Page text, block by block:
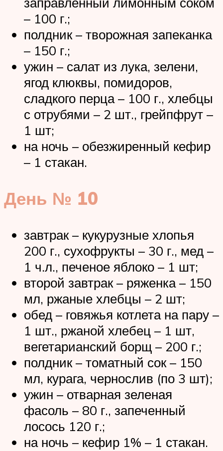
– 100 г.;
полдник – творожная запеканка
– 150 г.;
ужин – салат из лука, зелени,
ягод клюквы, помидоров,
сладкого перца – 100 г., хлебцы
с отрубями – 2 шт., грейпфрут –
1 шт;
на ночь – обезжиренный кефир
– 1 стакан.
День № 10
завтрак – кукурузные хлопья
200 г., сухофрукты – 30 г., мед –
1 ч.л., печеное яблоко – 1 шт;
второй завтрак – ряженка – 150
мл, ржаные хлебцы – 2 шт;
обед – говяжья котлета на пару –
1 шт., ржаной хлебец – 1 шт,
вегетарианский борщ – 200 г.;
полдник – томатный сок – 150
мл, курага, чернослив (по 3 шт);
ужин – отварная зеленая
фасоль – 80 г., запеченный
лосось 120 г.;
на ночь – кефир 1% – 1 стакан.